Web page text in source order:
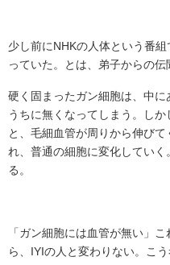
少し前にNHKの人体という番
っていた。とは、弟子からの伝
硬く固まったガン細胞は、中
うちに無くなってしまう。し
と、毛細血管が周りから伸び
れ、普通の細胞に変化してい
る。
「ガン細胞には血管が無い」
ら、IYIの人と変わりない。こう